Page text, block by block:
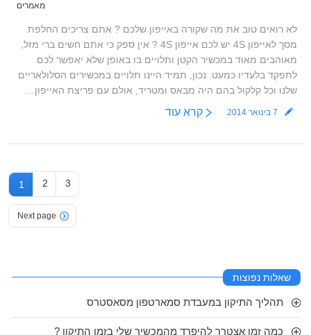
מאמרים
לא רואים טוב את מה שקורה באייפון שלכם ? אתם צריכים החלפת
מסך לאייפון 4S יש לכם אייפון 4S ? אין ספק כי אתם חשים ברי מזל,
מאוהבים מאוד במכשיר הקטן ותלויים בו באופן שלא יאפשר לכם
לתפקד בלעדיו כמעט. נכון, תמיד היינו תלויים במכשירים הסלולאריים
שלנו וכל קלקול בהם היה מבאס ומטריד, אולם עם פריצת האייפון…
7 בינואר 2014 קרא עוד
1 2 3
Next page
שאלות נפוצות
תהליך התיקון במעבדת סמארטפון מסאסטרס
כמה זמן אצטרך להיפרד מהמכשיר שלי בזמן התיקון ?